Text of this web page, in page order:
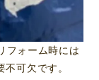
フォーム時には
可欠です。